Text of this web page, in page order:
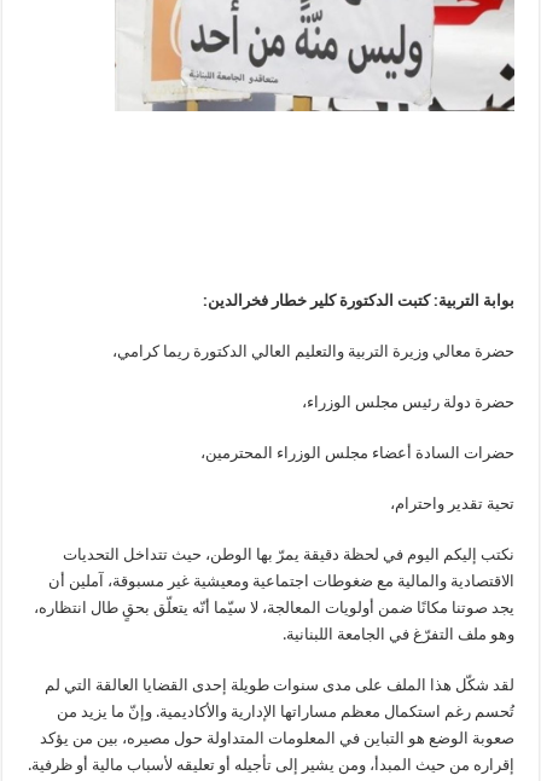
بوابة التربية: كتبت الدكتورة كلير خطار فخرالدين:
حضرة معالي وزيرة التربية والتعليم العالي الدكتورة ريما كرامي،
حضرة دولة رئيس مجلس الوزراء،
حضرات السادة أعضاء مجلس الوزراء المحترمين،
تحية تقدير واحترام،
نكتب إليكم اليوم في لحظة دقيقة يمرّ بها الوطن، حيث تتداخل التحديات
الاقتصادية والمالية مع ضغوطات اجتماعية ومعيشية غير مسبوقة، آملين أن
يجد صوتنا مكانًا ضمن أولويات المعالجة، لا سيّما أنّه يتعلّق بحقٍ طال انتظاره،
وهو ملف التفرّغ في الجامعة اللبنانية.
لقد شكّل هذا الملف على مدى سنوات طويلة إحدى القضايا العالقة التي لم
تُحسم رغم استكمال معظم مساراتها الإدارية والأكاديمية. وإنّ ما يزيد من
صعوبة الوضع هو التباين في المعلومات المتداولة حول مصيره، بين من يؤكد
إقراره من حيث المبدأ، ومن يشير إلى تأجيله أو تعليقه لأسباب مالية أو ظرفية.